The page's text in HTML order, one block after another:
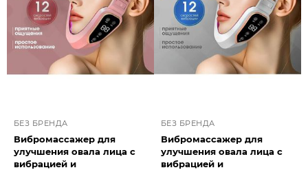
БЕЗ БРЕНДА
Вибромассажер для
улучшения овала лица с
вибрацией и
БЕЗ БРЕНДА
Вибромассажер для
улучшения овала лица с
вибрацией и